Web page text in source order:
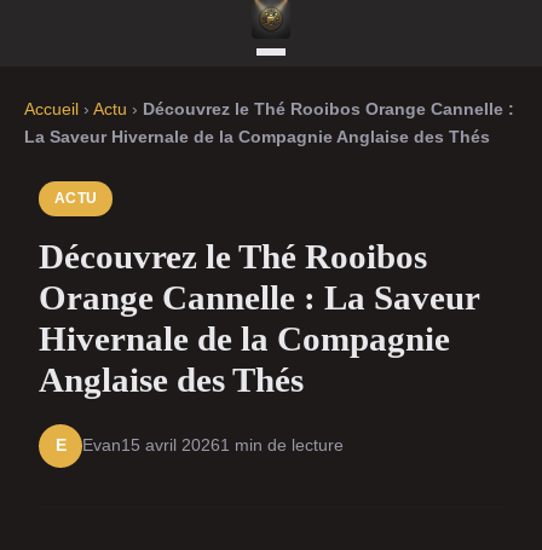
Accueil › Actu › Découvrez le Thé Rooibos Orange Cannelle :
La Saveur Hivernale de la Compagnie Anglaise des Thés
ACTU
Découvrez le Thé Rooibos
Orange Cannelle : La Saveur
Hivernale de la Compagnie
Anglaise des Thés
E Evan15 avril 20261 min de lecture